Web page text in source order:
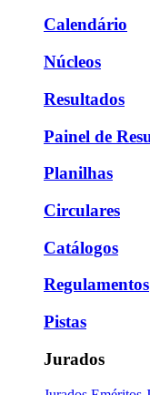
Calendário
Núcleos
Resultados
Painel de
Planilhas
Circulares
Catálogos
Regulamentos
Pistas
Jurados